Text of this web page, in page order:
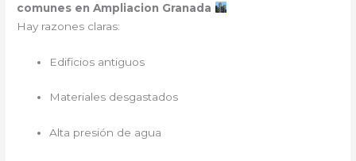
comunes en Ampliacion Granada
Hay razones claras:
Edificios antiguos
Materiales desgastados
Alta presión de agua